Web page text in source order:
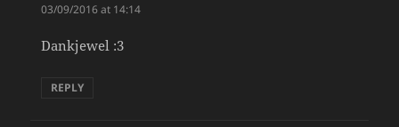
03/09/2016 at 14:14
Dankjewel :3
REPLY